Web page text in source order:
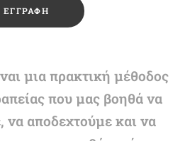
μια πρακτική μέθοδος
που μας βοηθά να
, να αποδεχτούμε και να